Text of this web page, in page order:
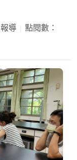
導
點閱數：